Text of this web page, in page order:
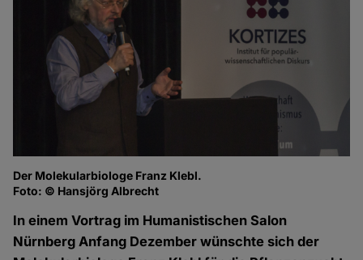
Der Molekularbiologe Franz Klebl.
Foto: © Hansjörg Albrecht
In einem Vortrag im Humanistischen Salon
Nürnberg Anfang Dezember wünschte sich der